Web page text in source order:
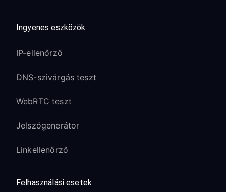
Ingyenes eszközök
IP-ellenőrző
DNS-szivárgás teszt
WebRTC teszt
Jelszógenerátor
Linkellenőrző
Felhasználási esetek